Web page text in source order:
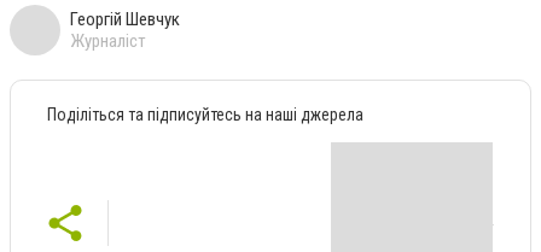
Георгій Шевчук
Журналіст
Поділіться та підписуйтесь на наші джерела